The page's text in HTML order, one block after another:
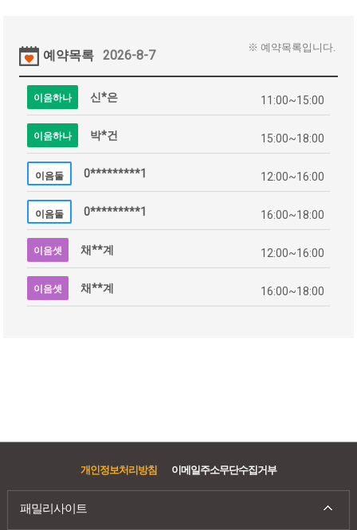
예약목록 2026-8-7
※ 예약목록입니다.
이음하나 신*은 11:00~15:00
이음하나 박*건 15:00~18:00
이음둘 0*********1 12:00~16:00
이음둘 0*********1 16:00~18:00
이음셋 채**계 12:00~16:00
이음셋 채**계 16:00~18:00
안서이음 김*울 18:00~20:30
개인정보처리방침 이메일주소무단수집거부
패밀리사이트